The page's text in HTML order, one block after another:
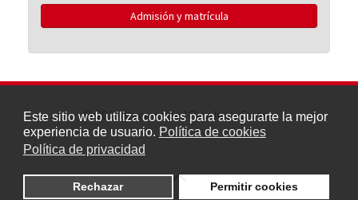
Este sitio web utiliza cookies para asegurarte la mejor
experiencia de usuario. Política de cookies
Política de privacidad
Rechazar Permitir cookies
Admisión y matrícula
© 2026 Universidad Rey Juan Carlos